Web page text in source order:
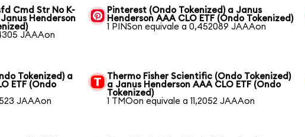
Cmd Str No K-
Janus Henderson
JAAAon
Pinterest (Ondo Tokenized) a Janus
Henderson AAA CLO ETF (Ondo Tokenized)
1 PINSon equivale a 0,452089 JAAAon
Tokenized) a
ETF (Ondo
JAAAon
Thermo Fisher Scientific (Ondo Tokenized)
a Janus Henderson AAA CLO ETF (Ondo
Tokenized)
1 TMOon equivale a 11,2052 JAAAon